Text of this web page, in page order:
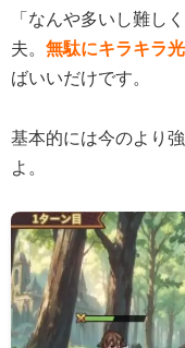
「なんや多いし難し
夫。 無駄にキラキラ
ばいいだけです。
基本的には今のより
よ。